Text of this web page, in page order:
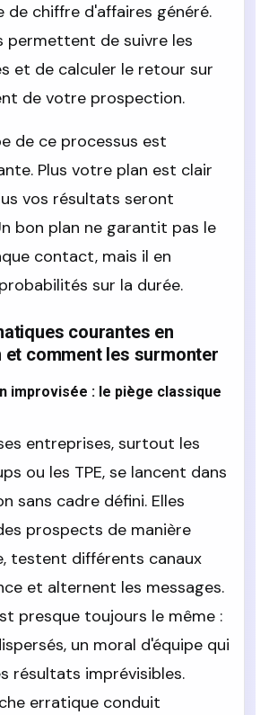
de chiffre d'affaires généré.
permettent de suivre les
et de calculer le retour sur
de votre prospection.
de ce processus est
Plus votre plan est clair
vos résultats seront
bon plan ne garantit pas le
contact, mais il en
sur la durée.
courantes en
comment les surmonter
improvisée : le piège classique
entreprises, surtout les
ou les TPE, se lancent dans
sans cadre défini. Elles
prospects de manière
testent différents canaux
et alternent les messages.
presque toujours le même :
un moral d'équipe qui
résultats imprévisibles.
erratique conduit